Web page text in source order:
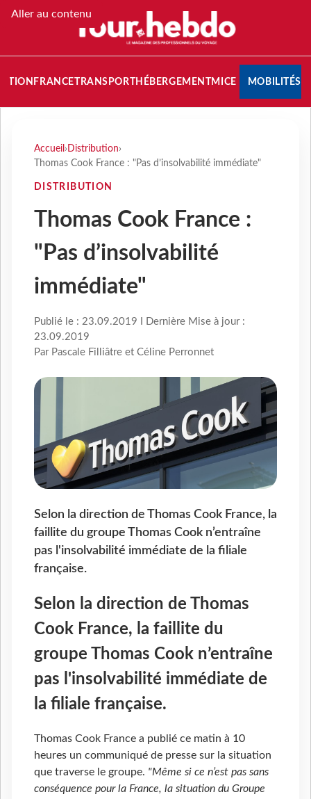
Aller au contenu
FRANCETRANSPORT HÉBERGEMENTMICE MOBILITÉS
Accueil › Distribution›
Thomas Cook France : "Pas d’insolvabilité immédiate"
DISTRIBUTION
Thomas Cook France :
"Pas d’insolvabilité
immédiate"
Publié le : 23.09.2019 I Dernière Mise à jour :
23.09.2019
Par Pascale Filliâtre et Céline Perronnet
Selon la direction de Thomas Cook France, la
faillite du groupe Thomas Cook n’entraîne
pas l'insolvabilité immédiate de la filiale
française.
Selon la direction de Thomas
Cook France, la faillite du
groupe Thomas Cook n’entraîne
pas l'insolvabilité immédiate de
la filiale française.
Thomas Cook France a publié ce matin à 10
heures un communiqué de presse sur la situation
que traverse le groupe. "Même si ce n’est pas sans
conséquence pour la France, la situation du Groupe